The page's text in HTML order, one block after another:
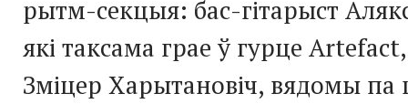
рытм-секцыя: бас-гітарыст
які таксама грае ў гурце
Зміцер Харытановіч, вядомы па